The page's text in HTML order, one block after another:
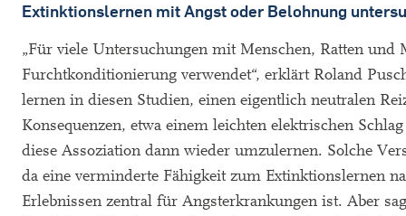
Extinktionslernen mit Angst oder Belohnung
„Für viele Untersuchungen mit Menschen, Ratten und
Furchtkonditionierung verwendet“, erklärt Roland
lernen in diesen Studien, einen eigentlich neutralen
Konsequenzen, etwa einem leichten elektrischen
diese Assoziation dann wieder umzulernen. Solche
da eine verminderte Fähigkeit zum Extinktionslernen
Erlebnissen zentral für Angsterkrankungen ist. Aber